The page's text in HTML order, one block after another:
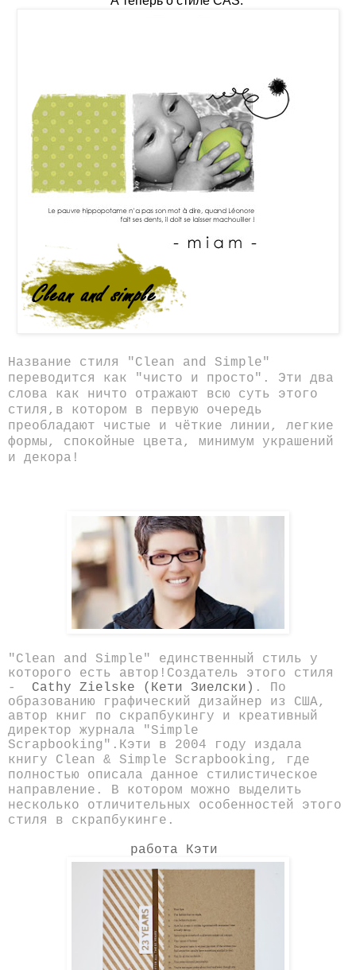
Название стиля "Clean and Simple"
переводится как "чисто и просто". Эти два
слова как ничто отражают всю суть этого
стиля,в котором в первую очередь
преобладают чистые и чёткие линии, легкие
формы, спокойные цвета, минимум украшений
и декора!
"Clean and Simple" единственный стиль у
которого есть автор!Создатель этого стиля
- Cathy Zielske (Кети Зиелски) . По
образованию графический дизайнер из США,
автор книг по скрапбукингу и креативный
директор журнала "Simple
Scrapbooking". Кэти в 2004 году издала
книгу Clean & Simple Scrapbooking, где
полностью описала данное стилистическое
направление. В котором можно выделить
несколько отличительных особенностей этого
стиля в скрапбукинге.
работа Кэти